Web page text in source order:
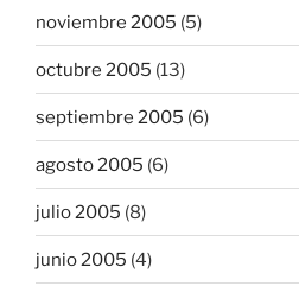
noviembre 2005 (5)
octubre 2005 (13)
septiembre 2005 (6)
agosto 2005 (6)
julio 2005 (8)
junio 2005 (4)